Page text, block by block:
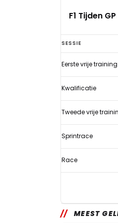
F1 Tijden
F1
Tijden
GP
Emilia-
SESSIE
Eerste vrije training
Kwalificatie
Tweede vrije
Sprintrace
Race
MEEST